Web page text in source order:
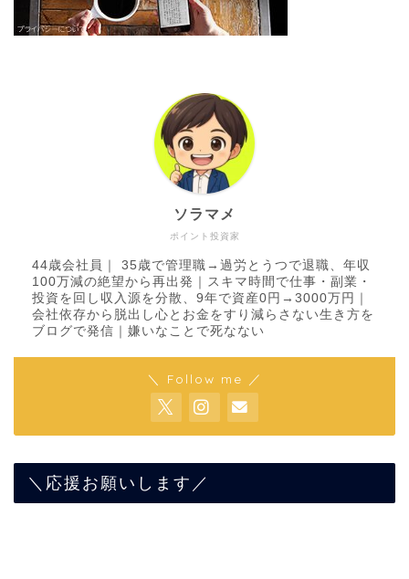
ポイント投資家
ソラマメ
44歳会社員｜ 35歳で管理職→過労とうつで退職、年収
100万減の絶望から再出発｜スキマ時間で仕事・副業・
投資を回し収入源を分散、9年で資産0円→3000万円｜
会社依存から脱出し心とお金をすり減らさない生き方を
ブログで発信｜嫌いなことで死なない
＼ Follow me ／
＼応援お願いします／